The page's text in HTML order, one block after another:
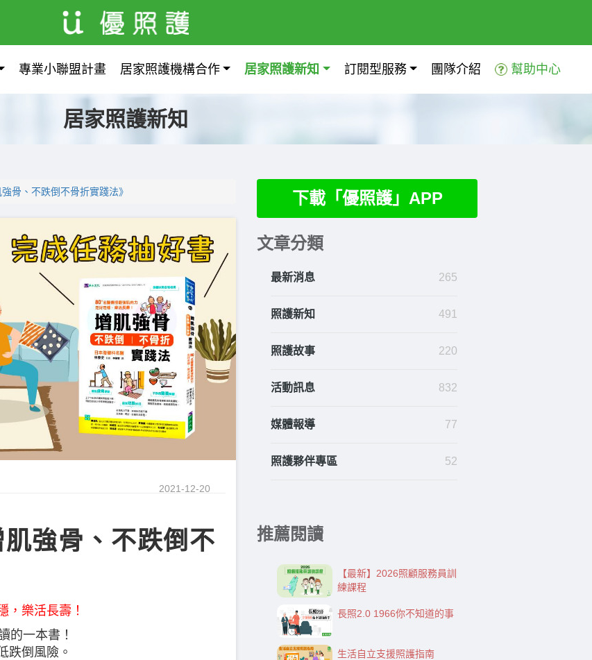
專業小聯盟計畫 居家照護機構合作 居家照護新知 訂閱型服務 團隊介紹 幫助中心
居家照護新知
骨、不跌倒不骨折實踐法》
2021-12-20
肌強骨、不跌倒不
，樂活長壽！
的一本書！
跌倒風險。
下載「優照護」APP
文章分類
最新消息 265
照護新知 491
照護故事 220
活動訊息 832
媒體報導 77
照護夥伴專區 52
推薦閱讀
【最新】2026照顧服務員訓
練課程
長照2.0 1966你不知道的事
生活自立支援照護指南